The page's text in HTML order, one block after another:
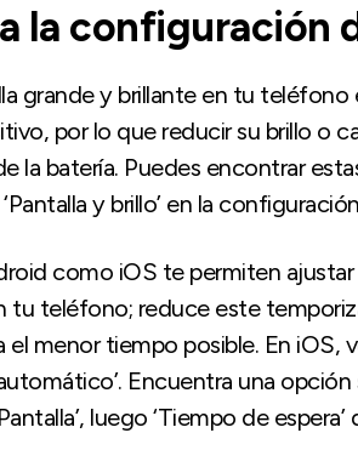
la configuración
grande y brillante en tu
por lo que reducir su brillo o
la batería. Puedes encontrar
y brillo’ en la
como iOS te permiten
tu teléfono; reduce este
menor tiempo posible. En iOS,
Encuentra una
luego ‘Tiempo de espera’